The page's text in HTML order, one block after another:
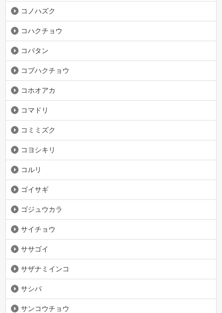
コノハズク
コハクチョウ
コバタン
コブハクチョウ
コホオアカ
コマドリ
コミミズク
コヨシキリ
コルリ
ゴイサギ
ゴジュウカラ
サイチョウ
ササゴイ
サザナミインコ
サシバ
サンコウチョウ